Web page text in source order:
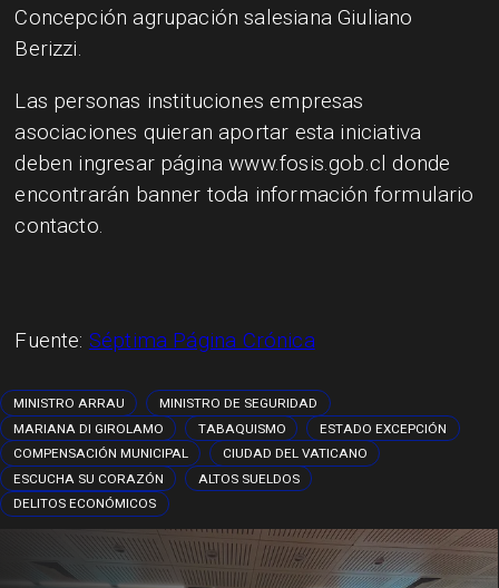
Concepción agrupación salesiana Giuliano
Berizzi.
Las personas instituciones empresas
asociaciones quieran aportar esta iniciativa
deben ingresar página www.fosis.gob.cl donde
encontrarán banner toda información formulario
contacto.
Fuente: Séptima Página Crónica
MINISTRO ARRAU
MINISTRO DE SEGURIDAD
MARIANA DI GIROLAMO
TABAQUISMO
ESTADO EXCEPCIÓN
COMPENSACIÓN MUNICIPAL
CIUDAD DEL VATICANO
ESCUCHA SU CORAZÓN
ALTOS SUELDOS
DELITOS ECONÓMICOS